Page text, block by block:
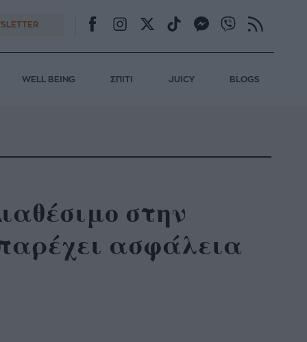
WELL BEING ΣΠΙΤΙ JUICY BLOGS
στην
ασφάλεια